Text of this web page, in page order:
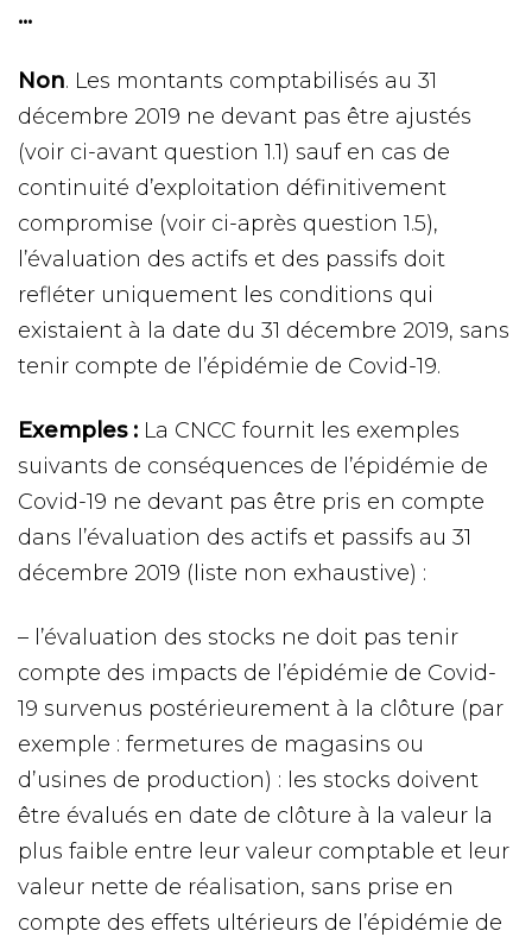
…
Non. Les montants comptabilisés au 31
décembre 2019 ne devant pas être ajustés
(voir ci-avant question 1.1) sauf en cas de
continuité d’exploitation définitivement
compromise (voir ci-après question 1.5),
l’évaluation des actifs et des passifs doit
refléter uniquement les conditions qui
existaient à la date du 31 décembre 2019, sans
tenir compte de l’épidémie de Covid-19.
Exemples : La CNCC fournit les exemples
suivants de conséquences de l’épidémie de
Covid-19 ne devant pas être pris en compte
dans l’évaluation des actifs et passifs au 31
décembre 2019 (liste non exhaustive) :
– l’évaluation des stocks ne doit pas tenir
compte des impacts de l’épidémie de Covid-
19 survenus postérieurement à la clôture (par
exemple : fermetures de magasins ou
d’usines de production) : les stocks doivent
être évalués en date de clôture à la valeur la
plus faible entre leur valeur comptable et leur
valeur nette de réalisation, sans prise en
compte des effets ultérieurs de l’épidémie de